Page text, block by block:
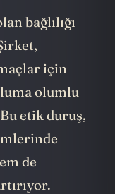
bağlılığı
için
olumlu
etik duruş,
de